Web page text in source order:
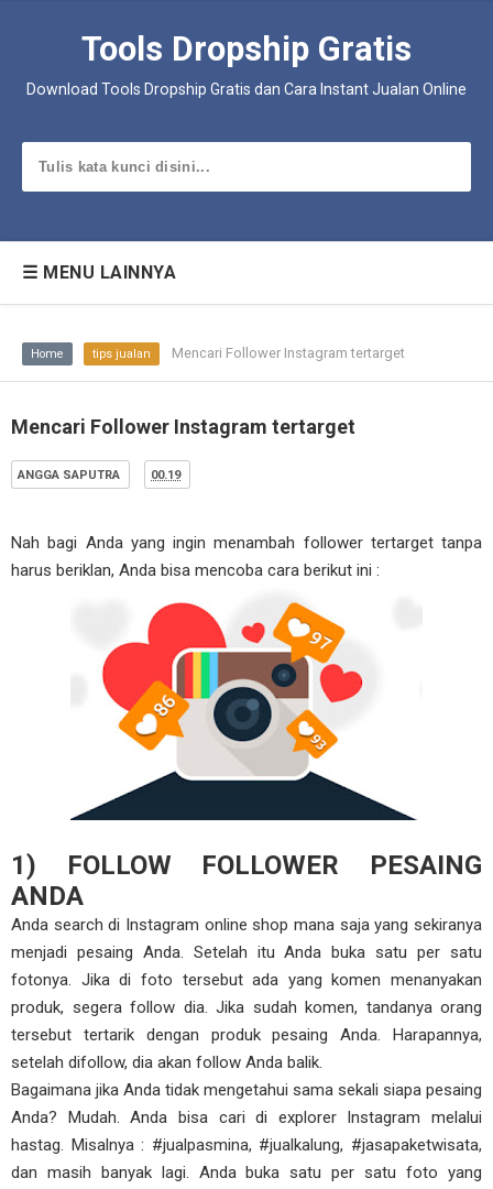
Tools Dropship Gratis
Download Tools Dropship Gratis dan Cara Instant Jualan Online
☰ MENU LAINNYA
Home tips jualan Mencari Follower Instagram tertarget
Mencari Follower Instagram tertarget
ANGGA SAPUTRA 00.19
Nah bagi Anda yang ingin menambah follower tertarget tanpa
harus beriklan, Anda bisa mencoba cara berikut ini :
1) FOLLOW FOLLOWER PESAING
ANDA
Anda search di Instagram online shop mana saja yang sekiranya
menjadi pesaing Anda. Setelah itu Anda buka satu per satu
fotonya. Jika di foto tersebut ada yang komen menanyakan
produk, segera follow dia. Jika sudah komen, tandanya orang
tersebut tertarik dengan produk pesaing Anda. Harapannya,
setelah difollow, dia akan follow Anda balik.
Bagaimana jika Anda tidak mengetahui sama sekali siapa pesaing
Anda? Mudah. Anda bisa cari di explorer Instagram melalui
hastag. Misalnya : #jualpasmina, #jualkalung, #jasapaketwisata,
dan masih banyak lagi. Anda buka satu per satu foto yang